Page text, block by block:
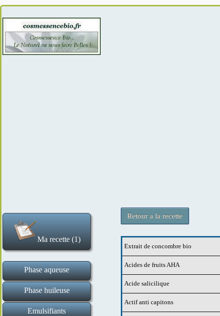
Ma recette (1)
Phase aqueuse
Ingrédients de base
Hydrolats et eaux florales
Actifs liquides
Actifs en poudre
Gommes et gélifiants
Tensio actifs liquides
Tensio actifs solides
Phase huileuse
Huiles végétales
Macérats huileux
Esters huileux et assimilés
Beurres végétaux
Cires et épaississants
Actifs
Emulsifiants
Retour a la recette
Extrait de concombre bio
Acides de fruits AHA
Acide salicilique
Actif anti capitons